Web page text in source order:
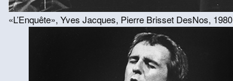
«L’Enquête», Yves Jacques, Pierre Brisset DesNos, 1980